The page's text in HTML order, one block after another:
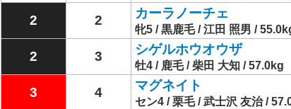
2 2 カーラノーチェ
牝5 / 黒鹿毛 / 江田 照男 /
2 3 シゲルホウオウザ
牡4 / 鹿毛 / 柴田 大知 / 57.0kg
3 4 マグネイト
セン4 / 栗毛 / 武士沢 友治 /